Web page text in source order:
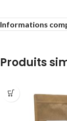
Informations
Produits